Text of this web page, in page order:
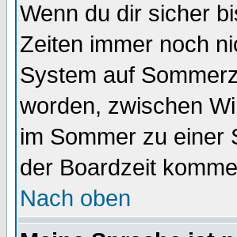
Wenn du dir sicher
Zeiten immer noch
System auf
worden, zwischen
im Sommer zu einer
der Boardzeit
Nach oben